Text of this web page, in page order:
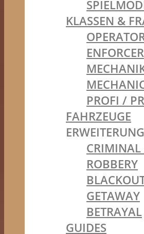
KLASSEN &
ENFORCER
PROFI /
FAHRZEUGE
CRIMINAL
ROBBERY
GETAWAY
BETRAYAL
GUIDES